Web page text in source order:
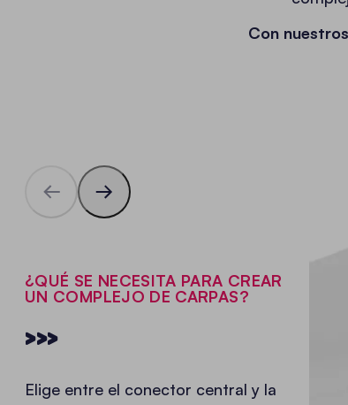
Con
¿QUÉ SE NECESITA PARA CREAR
UN COMPLEJO DE CARPAS?
>>>
Elige entre el conector central y la